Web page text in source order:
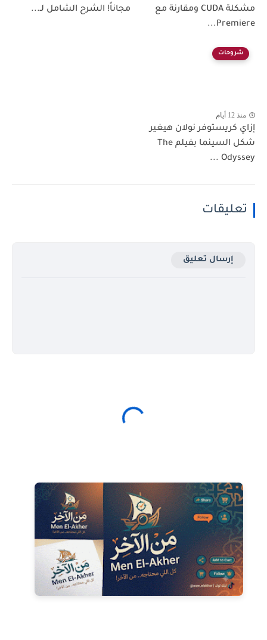
مشكلة CUDA ومقارنة مع
Premiere...
مجاناً! الشرح الشامل لـ...
شروحات
منذ 12 أيام
إزاي كريستوفر نولان هيغير
شكل السينما بفيلم The
Odyssey ...
تعليقات
إرسال تعليق